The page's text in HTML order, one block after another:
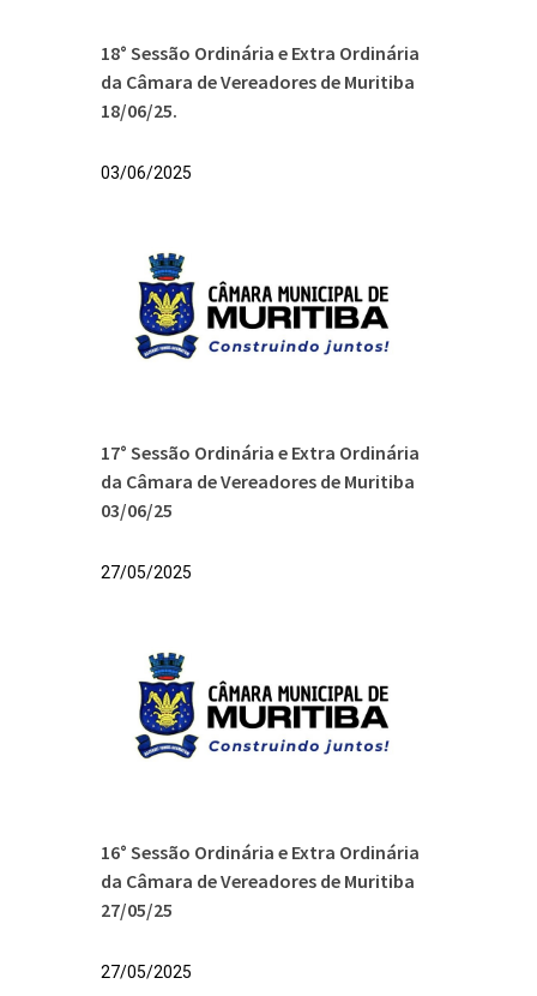
18° Sessão Ordinária e Extra Ordinária
da Câmara de Vereadores de Muritiba
18/06/25.
03/06/2025
17° Sessão Ordinária e Extra Ordinária
da Câmara de Vereadores de Muritiba
03/06/25
27/05/2025
16° Sessão Ordinária e Extra Ordinária
da Câmara de Vereadores de Muritiba
27/05/25
27/05/2025